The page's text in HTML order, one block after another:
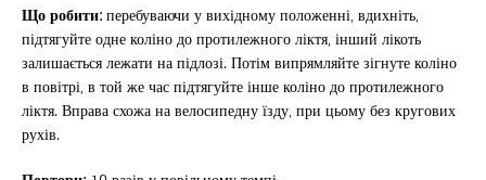
Що робити:перебуваючи у вихідному положенні, вдихніть,
підтягуйте одне коліно до протилежного ліктя, інший лікоть
залишається лежати на підлозі. Потім випрямляйте зігнуте коліно
в повітрі, в той же час підтягуйте інше коліно до протилежного
ліктя. Вправа схожа на велосипедну їзду, при цьому без кругових
рухів.